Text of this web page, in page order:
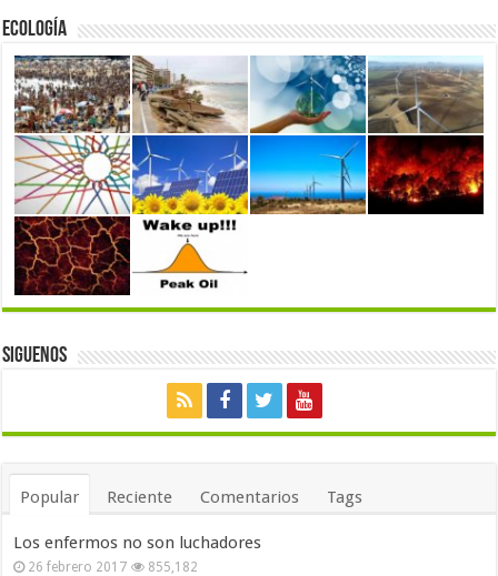
Ecología
Siguenos
Popular Reciente Comentarios Tags
Los enfermos no son luchadores
26 febrero 2017 855,182